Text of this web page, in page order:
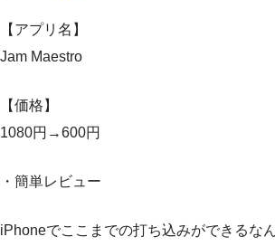
【アプリ名】
Jam Maestro
【価格】
1080円→600円
・簡単レビュー
iPhoneでここまでの打ち込みができるな